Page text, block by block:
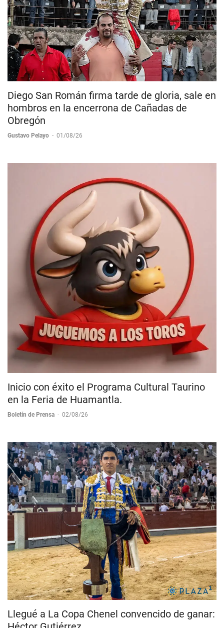
Diego San Román firma tarde de gloria, sale en
hombros en la encerrona de Cañadas de
Obregón
Gustavo Pelayo - 01/08/26
Inicio con éxito el Programa Cultural Taurino
en la Feria de Huamantla.
Boletín de Prensa - 02/08/26
Llegué a La Copa Chenel convencido de ganar: